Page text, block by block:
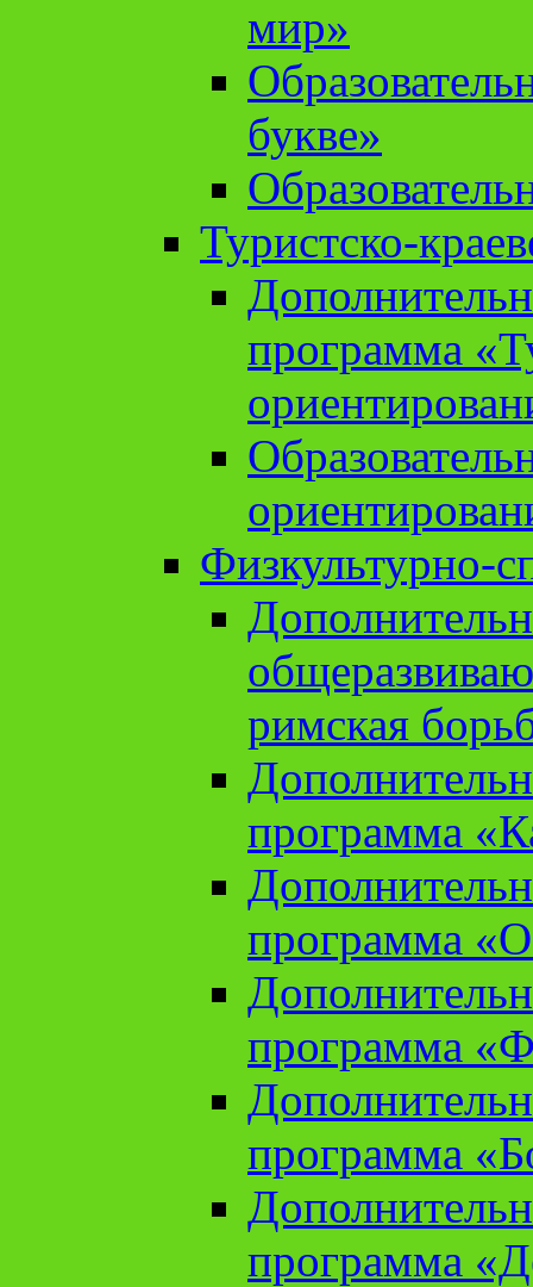
мир»
букве»
Туристско-
программа
Физкультурно-
римская
программа
программа
программа
программа
программа